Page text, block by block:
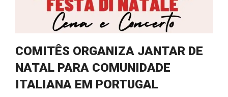
COMITÊS ORGANIZA JANTAR DE
NATAL PARA COMUNIDADE
ITALIANA EM PORTUGAL